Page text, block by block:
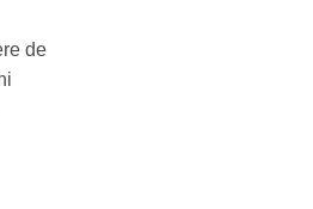
de